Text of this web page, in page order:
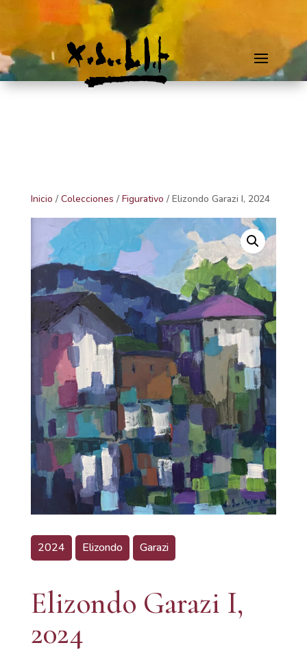
Inicio / Colecciones / Figurativo / Elizondo Garazi I, 2024
2024 Elizondo Garazi
Elizondo Garazi I,
2024